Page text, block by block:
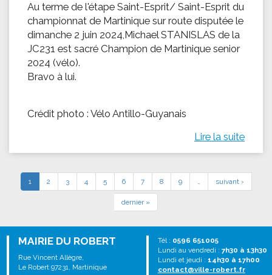
Au terme de l'étape Saint-Esprit/ Saint-Esprit du
championnat de Martinique sur route disputée le
dimanche 2 juin 2024,Michael STANISLAS de la
JC231 est sacré Champion de Martinique senior
2024 (vélo).
Bravo à lui.
Crédit photo : Vélo Antillo-Guyanais
Lire la suite
1 2 3 4 5 6 7 8 9 … suivant ›
dernier »
MAIRIE DU ROBERT
Rue Vincent Allègre,
Le Robert 97231, Martinique
Tél : 0596 651005
Lundi au vendredi : 7h30 à 13h30
Lundi et jeudi : 14h30 à 17h00
contact@ville-robert.fr